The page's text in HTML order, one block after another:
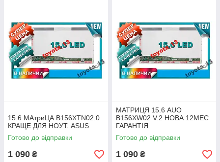
15.6 МАтриЦА B156XTN02.0
КРАЩЕ ДЛЯ НОУТ. ASUS
Готово до відправки
1 090 ₴
МАТРИЦЯ 15.6 AUO
B156XW02 V.2 НОВА 12МЕС
ГАРАНТІЯ
Готово до відправки
1 090 ₴